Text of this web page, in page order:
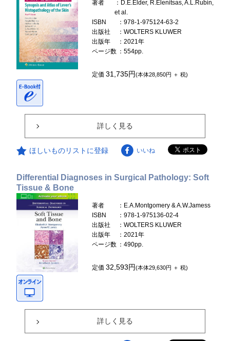
著者
：D.E.Elder, R.Elenitsas, A.L.Rubin,
et al.
ISBN
：978-1-975124-63-2
出版社
：WOLTERS KLUWER
出版年
：2021年
ページ数 ：554pp.
定価31,735円(本体28,850円 ＋ 税)
詳しく見る
ほしいものリストに登録 いいね
Differential Diagnoses in Surgical Pathology: Soft
Tissue & Bone
著者
：E.A.Montgomery & A.W.Jamess
ISBN
：978-1-975136-02-4
出版社
：WOLTERS KLUWER
出版年
：2021年
ページ数 ：490pp.
定価32,593円(本体29,630円 ＋ 税)
詳しく見る